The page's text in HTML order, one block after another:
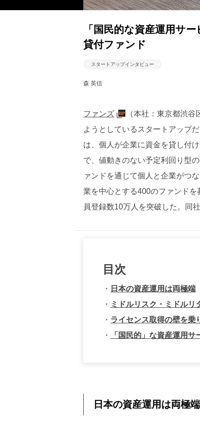
「国民的な資産運用サ
貸付ファンド
スタートアップインタビュー
森 英信
ファンズ
（本社：東京都渋
ようとしているスタートアップ
は、個人が企業に資金を貸し付
で、値動きのない予定利回り型
ァンドを通じて個人と企業がつ
業を中心とする400のファンド
員登録数10万人を突破した。同
目次
・ 日本の資産運用は両極端
・ ミドルリスク・ミドルリ
・ ライセンス取得の壁を乗
・
「国民的」な資産運用サ
日本の資産運用は両極端